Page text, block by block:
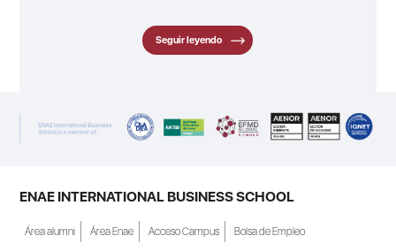
Seguir leyendo
ENAE INTERNATIONAL BUSINESS SCHOOL
Área alumni Área Enae Acceso Campus Bolsa de Empleo